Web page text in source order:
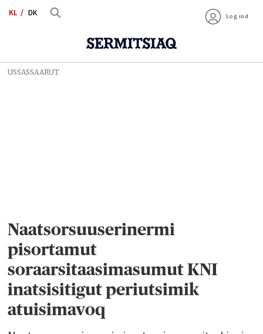
KL DK Log ind
USSASSAARUT
Naatsorsuuserinermi
pisortamut
soraarsitaasimasumut KNI
inatsisitigut periutsimik
atuisimavoq